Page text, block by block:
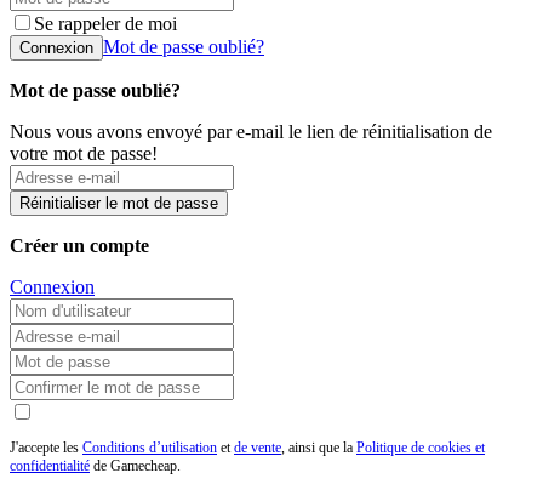
Se rappeler de moi
Connexion Mot de passe oublié?
Mot de passe oublié?
Nous vous avons envoyé par e-mail le lien de réinitialisation de
votre mot de passe!
Réinitialiser le mot de passe
Créer un compte
Connexion
J'accepte les Conditions d’utilisation etde vente, ainsi que la Politique de cookies et
confidentialité de Gamecheap.